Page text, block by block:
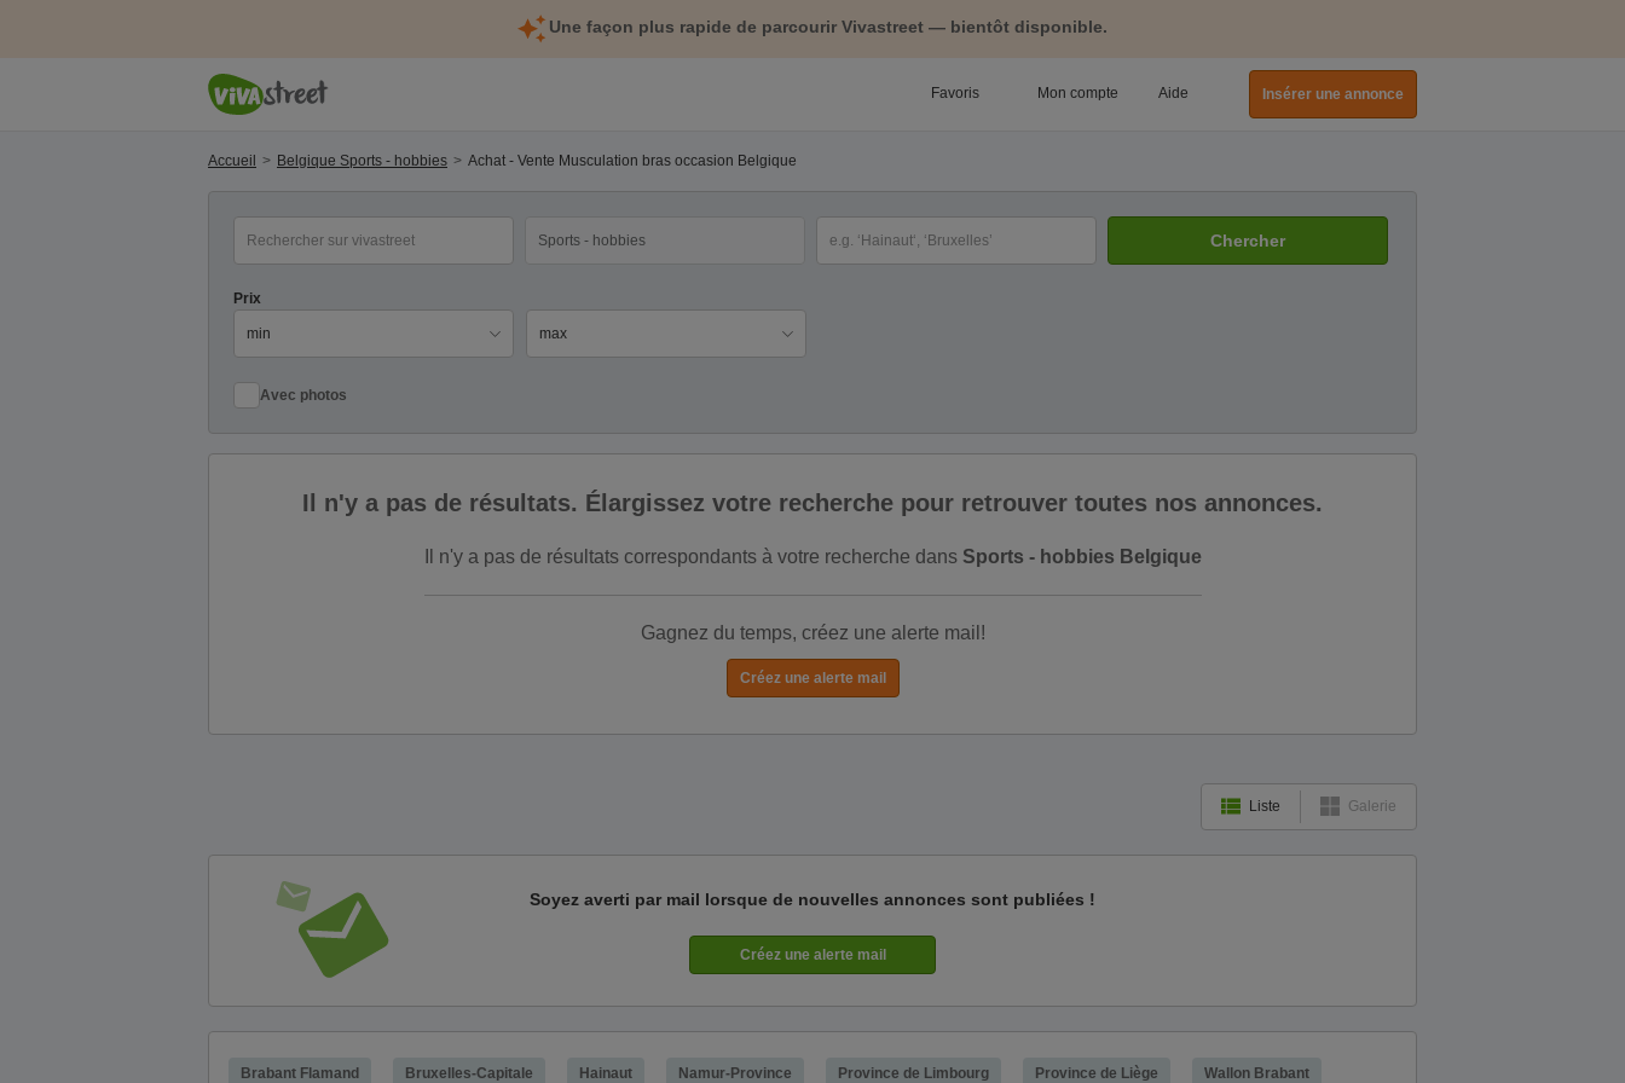
Une façon plus rapide de parcourir Vivastreet — bientôt disponible.
Favoris Mon compte Aide Insérer une annonce
Accueil Belgique Sports - hobbies Achat - Vente Musculation bras occasion Belgique
Chercher
Prix
Avec photos
Il n'y a pas de résultats. Élargissez votre recherche pour retrouver toutes nos annonces.
Il n'y a pas de résultats correspondants à votre recherche dans Sports - hobbies Belgique
Gagnez du temps, créez une alerte mail!
Liste Galerie
Soyez averti par mail lorsque de nouvelles annonces sont publiées !
Brabant Flamand Bruxelles-Capitale Hainaut Namur-Province Province de Limbourg Province de Liège Wallon Brabant